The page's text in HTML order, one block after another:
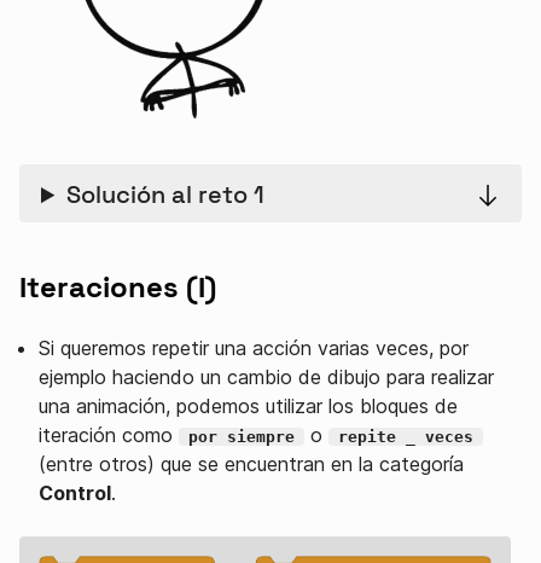
Solución al reto 1
Iteraciones (I)
Si queremos repetir una acción varias veces, por
ejemplo haciendo un cambio de dibujo para realizar
una animación, podemos utilizar los bloques de
iteración como
por siempre o repite _ veces
(entre otros) que se encuentran en la categoría
Control.